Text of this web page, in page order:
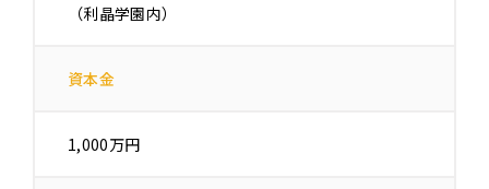
（利晶学園内）
資本金
1,000万円